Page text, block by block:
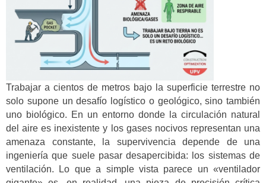
Trabajar a cientos de metros bajo la superficie terrestre no
solo supone un desafío logístico o geológico, sino también
uno biológico. En un entorno donde la circulación natural
del aire es inexistente y los gases nocivos representan una
amenaza constante, la supervivencia depende de una
ingeniería que suele pasar desapercibida: los sistemas de
ventilación. Lo que a simple vista parece un «ventilador